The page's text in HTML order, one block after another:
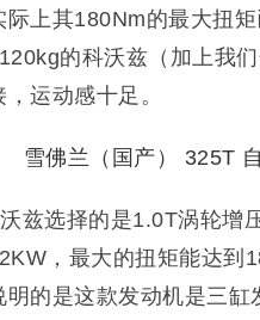
上其180Nm的最大扭
的科沃兹（加上我
运动感十足。
沃兹选择的是1.0T涡轮增
，最大的扭矩能达到
的是这款发动机是三